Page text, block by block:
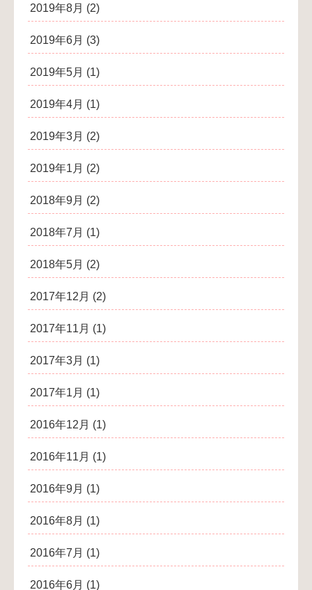
2019年8月 (2)
2019年6月 (3)
2019年5月 (1)
2019年4月 (1)
2019年3月 (2)
2019年1月 (2)
2018年9月 (2)
2018年7月 (1)
2018年5月 (2)
2017年12月 (2)
2017年11月 (1)
2017年3月 (1)
2017年1月 (1)
2016年12月 (1)
2016年11月 (1)
2016年9月 (1)
2016年8月 (1)
2016年7月 (1)
2016年6月 (1)